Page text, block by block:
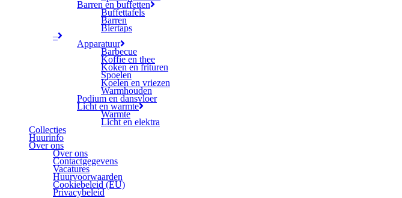
Barren en buffetten
Buffettafels
Barren
Biertaps
–
Apparatuur
Barbecue
Koffie en thee
Koken en frituren
Spoelen
Koelen en vriezen
Warmhouden
Podium en dansvloer
Licht en warmte
Warmte
Licht en elektra
Collecties
Huurinfo
Over ons
Over ons
Contactgegevens
Vacatures
Huurvoorwaarden
Cookiebeleid (EU)
Privacybeleid